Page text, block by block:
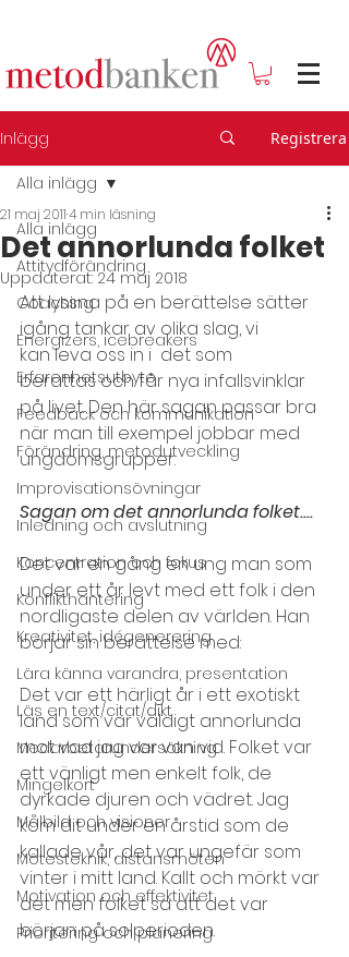
Inlägg Registrera
Alla inlägg
Attitydförändring
Coaching
Energizers, icebreakers
Erfarenhetsutbyte
Feedback och kommunikation
Förändring, metodutveckling
Improvisationsövningar
Inledning och avslutning
Koncentration och fokus
Konflikthantering
Kreativitet, idégenerering
Lära känna varandra, presentation
Läs en text/citat/dikt
Medarbetarundersökning
Mingelkort
Målbild och visioner
Mötesteknik, distansmöten
Motivation och effektivitet
Prioritering och planering
Alla inlägg
Det annorlunda folket
21 maj 20114 min läsning
Uppdaterat:24 maj 2018
Att lyssna på en berättelse sätter
igång tankar av olika slag, vi
kan leva oss in i  det som
berättas och får nya infallsvinklar
på livet. Den här sagan passar bra
när man till exempel jobbar med
ungdomsgrupper.
Sagan om det annorlunda folket....
Det var en gång en ung man som
under ett år levt med ett folk i den
nordligaste delen av världen. Han
börjar sin berättelse med:
Det var ett härligt år i ett exotiskt
land som var väldigt annorlunda
mot vad jag var van vid. Folket var
ett vänligt men enkelt folk, de
dyrkade djuren och vädret. Jag
kom dit under en årstid som de
kallade vår, det var ungefär som
vinter i mitt land. Kallt och mörkt var
det men folket sa att det var
början på solperioden.